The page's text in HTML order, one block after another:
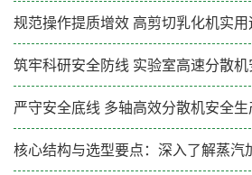
规范操作提质增效 高剪切乳化机实
筑牢科研安全防线 实验室高速分散
严守安全底线 多轴高效分散机安全
核心结构与选型要点：深入了解蒸汽